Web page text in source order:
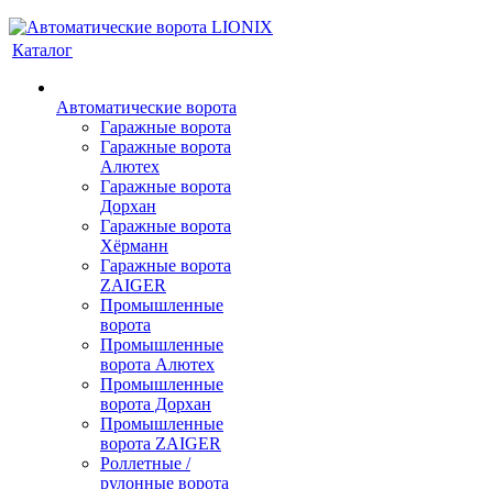
Каталог
Автоматические ворота
Гаражные ворота
Гаражные ворота
Алютех
Гаражные ворота
Дорхан
Гаражные ворота
Хёрманн
Гаражные ворота
ZAIGER
Промышленные
ворота
Промышленные
ворота Алютех
Промышленные
ворота Дорхан
Промышленные
ворота ZAIGER
Роллетные /
рулонные ворота